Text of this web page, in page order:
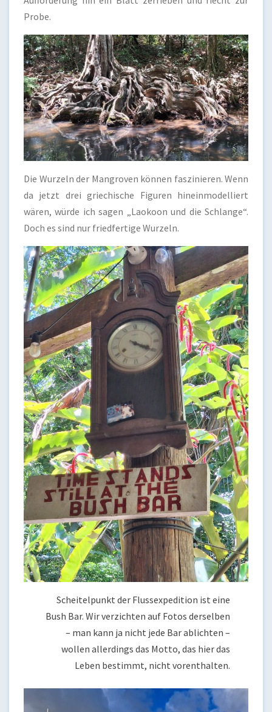
Probe.
Die Wurzeln der Mangroven können faszinieren. Wenn
da jetzt drei griechische Figuren hineinmodelliert
wären, würde ich sagen „Laokoon und die Schlange“.
Doch es sind nur friedfertige Wurzeln.
Scheitelpunkt der Flussexpedition ist eine
Bush Bar. Wir verzichten auf Fotos derselben
– man kann ja nicht jede Bar ablichten –
wollen allerdings das Motto, das hier das
Leben bestimmt, nicht vorenthalten.